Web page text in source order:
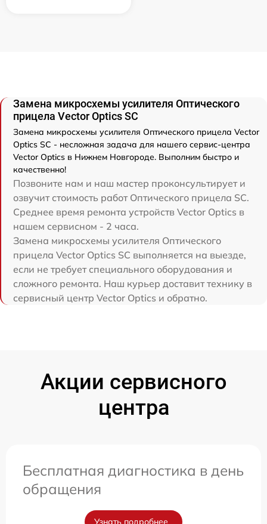
Замена микросхемы усилителя Оптического
прицела Vector Optics SC
Замена микросхемы усилителя Оптического прицела Vector
Optics SC - несложная задача для нашего сервис-центра
Vector Optics в Нижнем Новгороде. Выполним быстро и
качественно!
Позвоните нам и наш мастер проконсультирует и
озвучит стоимость работ Оптического прицела SC.
Среднее время ремонта устройств Vector Optics в
нашем сервисном - 2 часа.
Замена микросхемы усилителя Оптического
прицела Vector Optics SC выполняется на выезде,
если не требует специального оборудования и
сложного ремонта. Наш курьер доставит технику в
сервисный центр Vector Optics и обратно.
Акции сервисного
центра
Бесплатная диагностика в день
обращения
Узнать подробнее